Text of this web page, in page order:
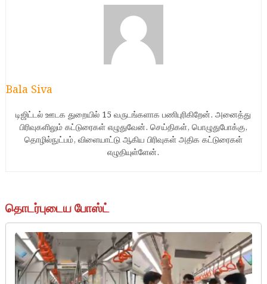
Bala Siva
டிஜிட்டல் ஊடக துறையில் 15 வருடங்களாக பணிபுரிகிறேன். அனைத்து
பிரிவுகளிலும் கட்டுரைகள் எழுதுவேன். செய்திகள், பொழுதுபோக்கு,
தொழில்நுட்பம், விளையாட்டு ஆகிய பிரிவுகள் அதிக கட்டுரைகள்
எழுதியுள்ளேன்.
தொடர்புடைய போஸ்ட்